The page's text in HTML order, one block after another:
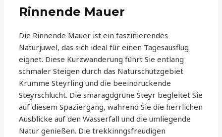
Rinnende Mauer
Die Rinnende Mauer ist ein faszinierendes
Naturjuwel, das sich ideal für einen Tagesausflug
eignet. Diese Kurzwanderung führt Sie entlang
schmaler Steigen durch das Naturschutzgebiet
Krumme Steyrling und die beeindruckende
Steyrschlucht. Die smaragdgrüne Steyr begleitet Sie
auf diesem Spaziergang, während Sie die herrlichen
Ausblicke auf den Wasserfall und die umliegende
Natur genießen. Die trekkinngsfreudigen